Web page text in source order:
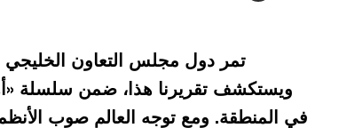
تمر دول مجلس التعاون الخليجي
ويستكشف تقريرنا هذا، ضمن سلسلة
في المنطقة. ومع توجه العالم صوب